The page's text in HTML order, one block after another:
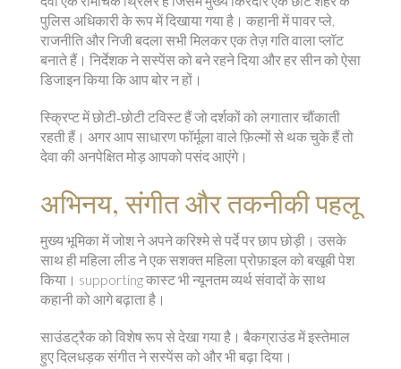
पुलिस अधिकारी के रूप में दिखाया गया है। कहानी में पावर प्ले,
राजनीति और निजी बदला सभी मिलकर एक तेज़ गति वाला प्लॉट
बनाते हैं। निर्देशक ने सस्पेंस को बने रहने दिया और हर सीन को ऐसा
डिजाइन किया कि आप बोर न हों।
स्क्रिप्ट में छोटी‑छोटी टविस्ट हैं जो दर्शकों को लगातार चौंकाती
रहती हैं। अगर आप साधारण फॉर्मूला वाले फ़िल्मों से थक चुके हैं तो
देवा की अनपेक्षित मोड़ आपको पसंद आएंगे।
अभिनय, संगीत और तकनीकी पहलू
मुख्य भूमिका में जोश ने अपने करिश्मे से पर्दे पर छाप छोड़ी। उसके
साथ ही महिला लीड ने एक सशक्त महिला प्रोफ़ाइल को बखूबी पेश
किया। supporting कास्ट भी न्यूनतम व्यर्थ संवादों के साथ
कहानी को आगे बढ़ाता है।
साउंडट्रैक को विशेष रूप से देखा गया है। बैकग्राउंड में इस्तेमाल
हुए दिलधड़क संगीत ने सस्पेंस को और भी बढ़ा दिया।